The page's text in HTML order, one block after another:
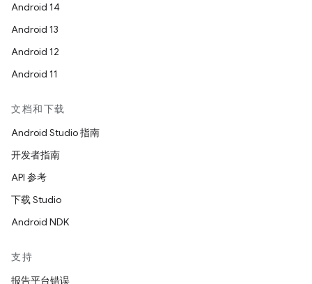
Android 14
Android 13
Android 12
Android 11
文档和下载
Android Studio 指南
开发者指南
API 参考
下载 Studio
Android NDK
支持
报告平台错误